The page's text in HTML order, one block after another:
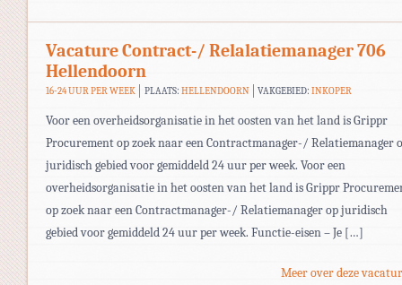
Vacature Contract-/ Relalatiemanager 706
Hellendoorn
16-24 UUR PER WEEK PLAATS: HELLENDOORN VAKGEBIED:INKOPER
Voor een overheidsorganisatie in het oosten van het land is Grippr
Procurement op zoek naar een Contractmanager-/ Relatiemanager
juridisch gebied voor gemiddeld 24 uur per week. Voor een
overheidsorganisatie in het oosten van het land is Grippr
op zoek naar een Contractmanager-/ Relatiemanager op juridisch
gebied voor gemiddeld 24 uur per week. Functie-eisen – Je […]
Meer over deze